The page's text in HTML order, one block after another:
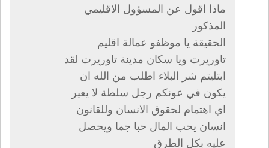
ماذا اقول عن المسؤول الاقليمي
المذكور
الحقيقة يا موظفو عمالة اقليم
تاوريرت ويا سكان مدينة تاوريرت لقد
ابتليتم شر البلاء اطلب من الله ان
يكون في عونكم رجل سلطة لا يعير
اي اهتمام لحقوق الانسان وللقانون
انسان يحب المال حبا جما ويحصل
عليه بكل الطرق